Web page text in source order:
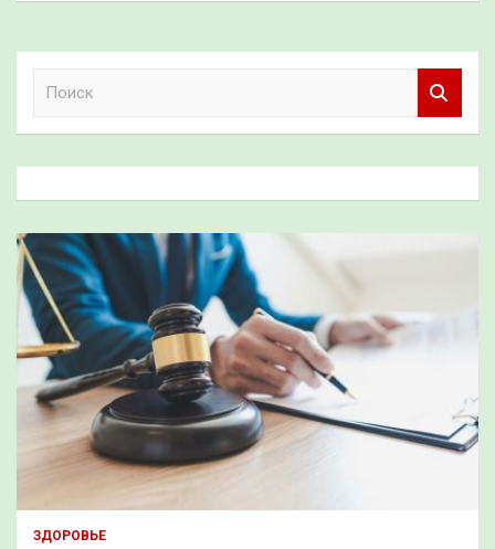
к
ЗДОРОВЬЕ